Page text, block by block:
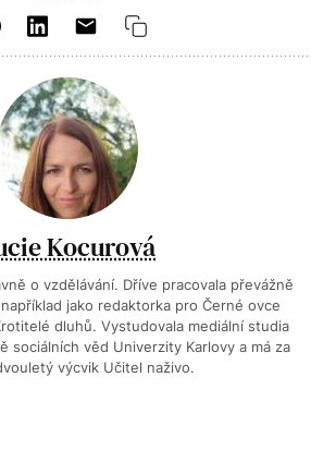
Kocurová
o vzdělávání. Dříve pracovala převážně
jako redaktorka pro Černé ovce
dluhů. Vystudovala mediální studia
sociálních věd Univerzity Karlovy a má za
výcvik Učitel naživo.